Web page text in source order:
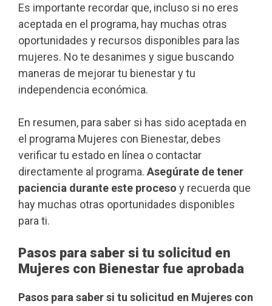
Es importante recordar que, incluso si no eres
aceptada en el programa, hay muchas otras
oportunidades y recursos disponibles para las
mujeres. No te desanimes y sigue buscando
maneras de mejorar tu bienestar y tu
independencia económica.
En resumen, para saber si has sido aceptada en
el programa Mujeres con Bienestar, debes
verificar tu estado en línea o contactar
directamente al programa. Asegúrate de tener
paciencia durante este proceso y recuerda que
hay muchas otras oportunidades disponibles
para ti.
Pasos para saber si tu solicitud en
Mujeres con Bienestar fue aprobada
Pasos para saber si tu solicitud en Mujeres con